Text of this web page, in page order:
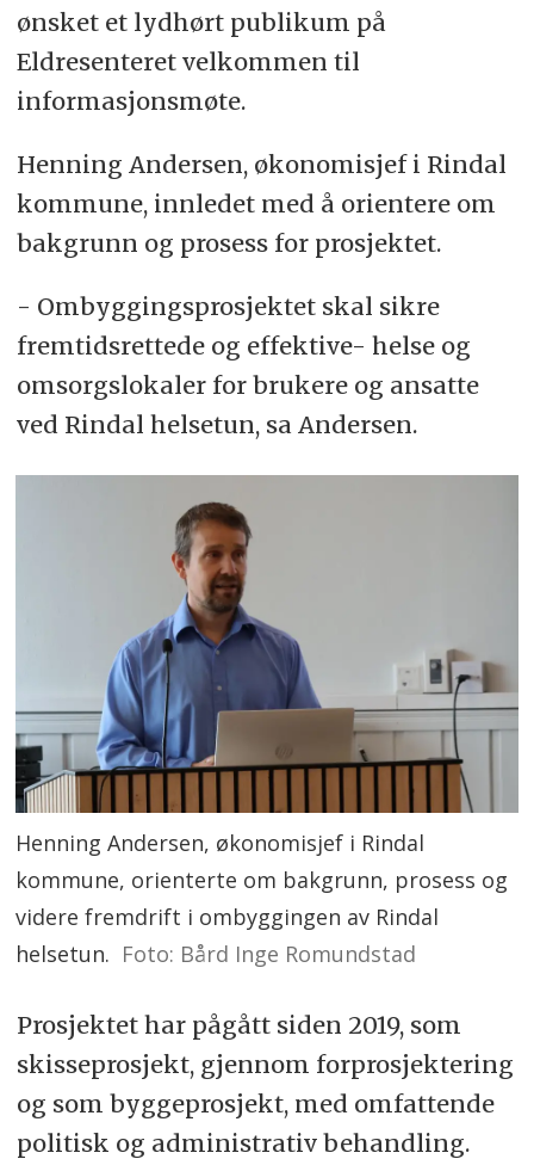
ønsket et lydhørt publikum på
Eldresenteret velkommen til
informasjonsmøte.
Henning Andersen, økonomisjef i Rindal
kommune, innledet med å orientere om
bakgrunn og prosess for prosjektet.
- Ombyggingsprosjektet skal sikre
fremtidsrettede og effektive- helse og
omsorgslokaler for brukere og ansatte
ved Rindal helsetun, sa Andersen.
Henning Andersen, økonomisjef i Rindal
kommune, orienterte om bakgrunn, prosess og
videre fremdrift i ombyggingen av Rindal
helsetun. Foto: Bård Inge Romundstad
Prosjektet har pågått siden 2019, som
skisseprosjekt, gjennom forprosjektering
og som byggeprosjekt, med omfattende
politisk og administrativ behandling.